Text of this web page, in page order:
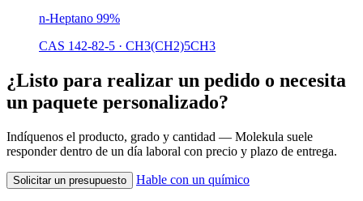
n-Heptano 99%
CAS 142-82-5 · CH3(CH2)5CH3
¿Listo para realizar un pedido o necesita
un paquete personalizado?
Indíquenos el producto, grado y cantidad — Molekula suele
responder dentro de un día laboral con precio y plazo de entrega.
Solicitar un presupuesto Hable con un químico